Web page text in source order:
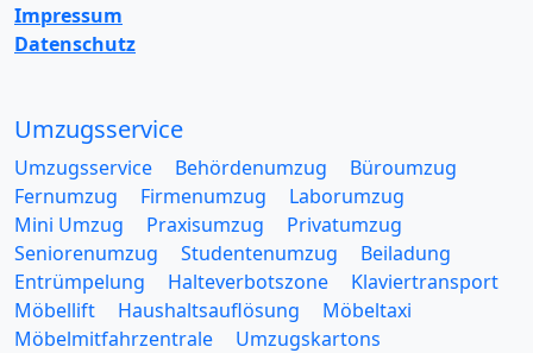
Impressum
Datenschutz
Umzugsservice
Umzugsservice Behördenumzug
Büroumzug
Fernumzug
Firmenumzug
Laborumzug
Mini Umzug
Praxisumzug
Privatumzug
Seniorenumzug
Studentenumzug
Beiladung
Entrümpelung
Halteverbotszone
Klaviertransport
Möbellift
Haushaltsauflösung
Möbeltaxi
Möbelmitfahrzentrale
Umzugskartons